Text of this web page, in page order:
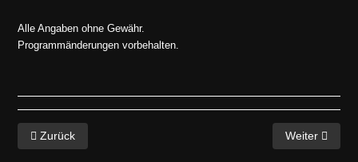
Alle Angaben ohne Gewähr.
Programmänderungen vorbehalten.
Vorheriger Beitrag: Jahresprogramm 2018
Zurück Nächster
Weiter